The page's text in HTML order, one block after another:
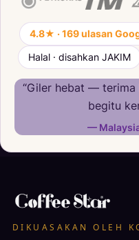
4.8★ · 169 ulasan
Halal · disahkan JAKIM
“Giler hebat — terima
begitu
—
DIKUASAKAN OLEH